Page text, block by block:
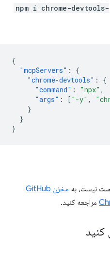
npm i chrome-devtools-
{
"mcpServers" :
{
"chrome-devtools" :
{
"command" : "npx" ,
"args" : [ "-y" ,
}
}
}
نیست، به
مخزن GitHub
مراجعه کنید.
کنید